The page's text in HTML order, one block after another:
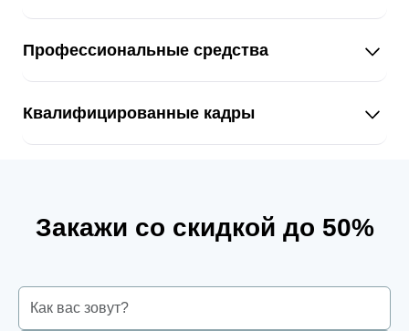
Профессиональные средства
Квалифицированные кадры
Закажи со скидкой до 50%